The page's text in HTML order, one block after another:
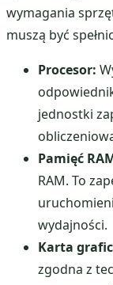
wymagania
muszą być
Procesor:
jednostki
Pamięć
RAM. To
wydajności.
Karta
zgodna z